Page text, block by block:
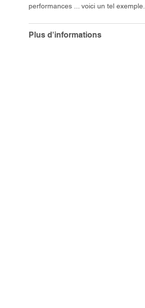
performances ... voici un tel exemple.
Plus d'informations